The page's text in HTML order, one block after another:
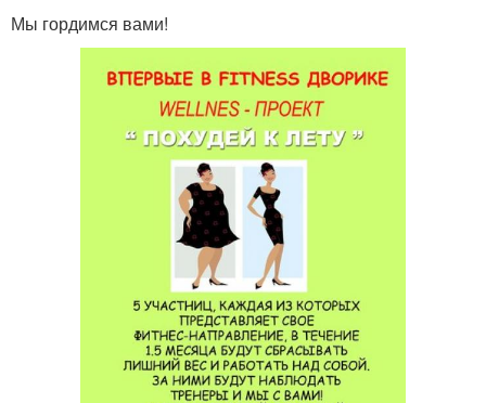
Мы гордимся вами!